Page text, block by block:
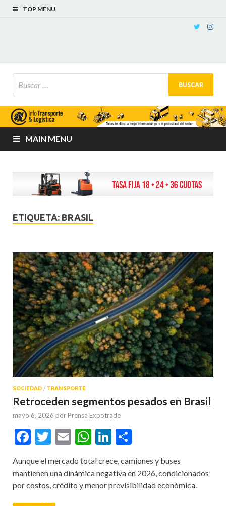
TOP MENU
MAIN MENU
ETIQUETA: BRASIL
SOCIEDAD / TRANSPORTE
Retroceden segmentos pesados en Brasil
mayo 6, 2026 por Prensa Expotrade
Facebook
Twitter
EmailWhatsApp
LinkedIn
Aunque el mercado total crece, camiones y buses
mantienen una dinámica negativa en 2026, condicionados
por costos, crédito y menor previsibilidad económica.